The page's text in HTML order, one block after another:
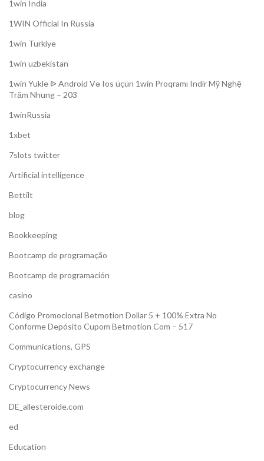
1win India
1WIN Official In Russia
1win Turkiye
1win uzbekistan
1win Yukle ᐉ Android Və Ios üçün 1win Proqramı Indir Mỹ Nghệ
Trăm Nhung – 203
1winRussia
1xbet
7slots twitter
Artificial intelligence
Bettilt
blog
Bookkeeping
Bootcamp de programação
Bootcamp de programación
casino
Código Promocional Betmotion Dollar 5 + 100% Extra No
Conforme Depósito Cupom Betmotion Com – 517
Communications, GPS
Cryptocurrency exchange
Cryptocurrency News
DE_allesteroide.com
ed
Education